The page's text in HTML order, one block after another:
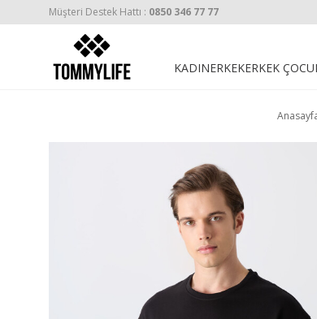
Müşteri Destek Hattı : 0850 346 77 77
KADINERKEKERKEK